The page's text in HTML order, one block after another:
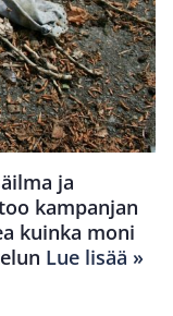
ja
kampanjan
kuinka moni
Lue lisää »